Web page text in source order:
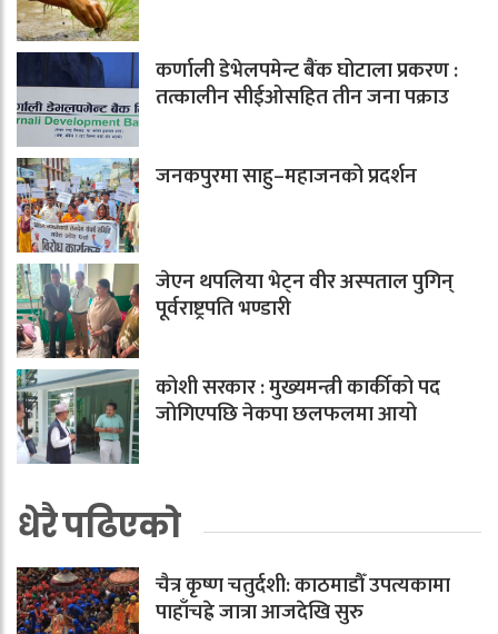
कर्णाली डेभेलपमेन्ट बैंक घोटाला प्रकरण :
तत्कालीन सीईओसहित तीन जना पक्राउ
जनकपुरमा साहु–महाजनको प्रदर्शन
जेएन थपलिया भेट्न वीर अस्पताल पुगिन्
पूर्वराष्ट्रपति भण्डारी
कोशी सरकार : मुख्यमन्त्री कार्कीको पद
जोगिएपछि नेकपा छलफलमा आयो
धेरै पढिएको
चैत्र कृष्ण चतुर्दशी: काठमाडौँ उपत्यकामा
पाहाँचह्रे जात्रा आजदेखि सुरु